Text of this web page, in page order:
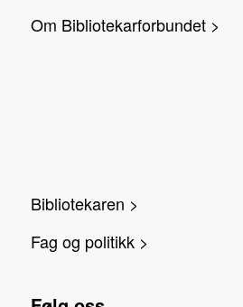
Om Bibliotekarforbundet >
Bibliotekaren >
Fag og politikk >